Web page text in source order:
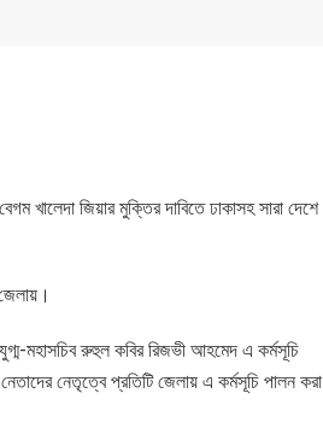
খালেদা জিয়ার মুক্তির দাবিতে ঢাকাসহ সারা দেশে
যুগ্ম-মহাসচিব রুহুল কবির রিজভী আহমেদ এ কর্মসূচি
নেতৃত্বে প্রতিটি জেলায় এ কর্মসূচি পালন করা